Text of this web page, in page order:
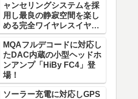
ャンセリングシステムを採
用し最良の静寂空間を楽し
める完全ワイヤレスイヤホ
ン「ATH-TWX9」登場！
MQAフルデコードに対応し
たDAC内蔵の小型ヘッドホ
ンアンプ「HiBy FC4」登
場！
ソーラー充電に対応しGPS